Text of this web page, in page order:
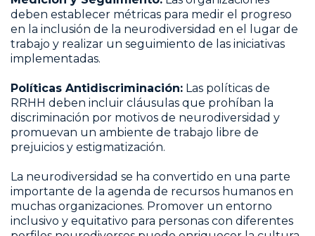
deben establecer métricas para medir el progreso
en la inclusión de la neurodiversidad en el lugar de
trabajo y realizar un seguimiento de las iniciativas
implementadas.
Políticas Antidiscriminación: Las políticas de
RRHH deben incluir cláusulas que prohíban la
discriminación por motivos de neurodiversidad y
promuevan un ambiente de trabajo libre de
prejuicios y estigmatización.
La neurodiversidad se ha convertido en una parte
importante de la agenda de recursos humanos en
muchas organizaciones. Promover un entorno
inclusivo y equitativo para personas con diferentes